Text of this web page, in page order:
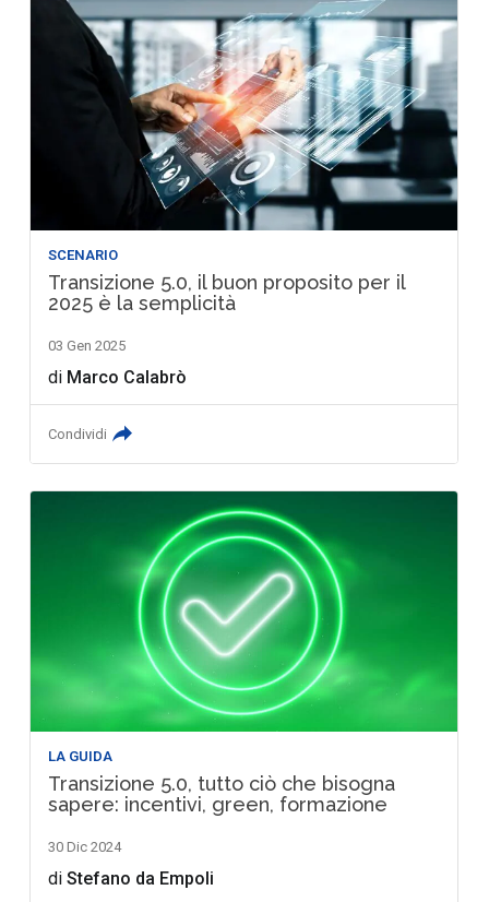
SCENARIO
Transizione 5.0, il buon proposito per il
2025 è la semplicità
03 Gen 2025
di Marco Calabrò
Condividi
LA GUIDA
Transizione 5.0, tutto ciò che bisogna
sapere: incentivi, green, formazione
30 Dic 2024
diStefano da Empoli